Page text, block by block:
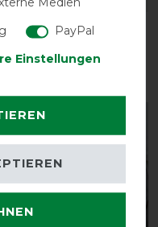
dich auch
PayPal
Einstellungen